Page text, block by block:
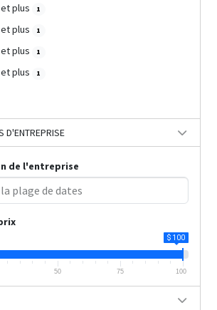
et plus 1
et plus 1
et plus 1
et plus 1
D'ENTREPRISE
de l'entreprise
$ 100
50 75 100